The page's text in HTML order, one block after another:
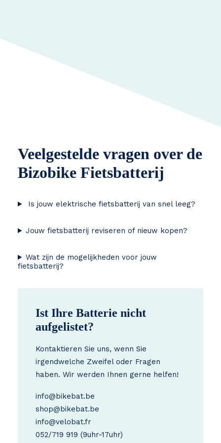
Veelgestelde vragen over de
Bizobike Fietsbatterij
Is jouw elektrische fietsbatterij van snel leeg?
Jouw fietsbatterij reviseren of nieuw kopen?
Wat zijn de mogelijkheden voor jouw
fietsbatterij?
Ist Ihre Batterie nicht
aufgelistet?
Kontaktieren Sie uns, wenn Sie
irgendwelche Zweifel oder Fragen
haben. Wir werden Ihnen gerne helfen!
info@bikebat.be
shop@bikebat.be
info@velobat.fr
052/719 919 (9uhr-17uhr)